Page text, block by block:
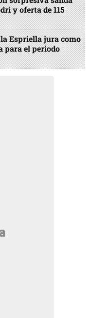
y oferta de 115
Espriella jura como
para el periodo